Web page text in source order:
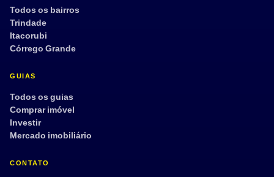
Todos os bairros
Trindade
Itacorubi
Córrego Grande
GUIAS
Todos os guias
Comprar imóvel
Investir
Mercado imobiliário
CONTATO